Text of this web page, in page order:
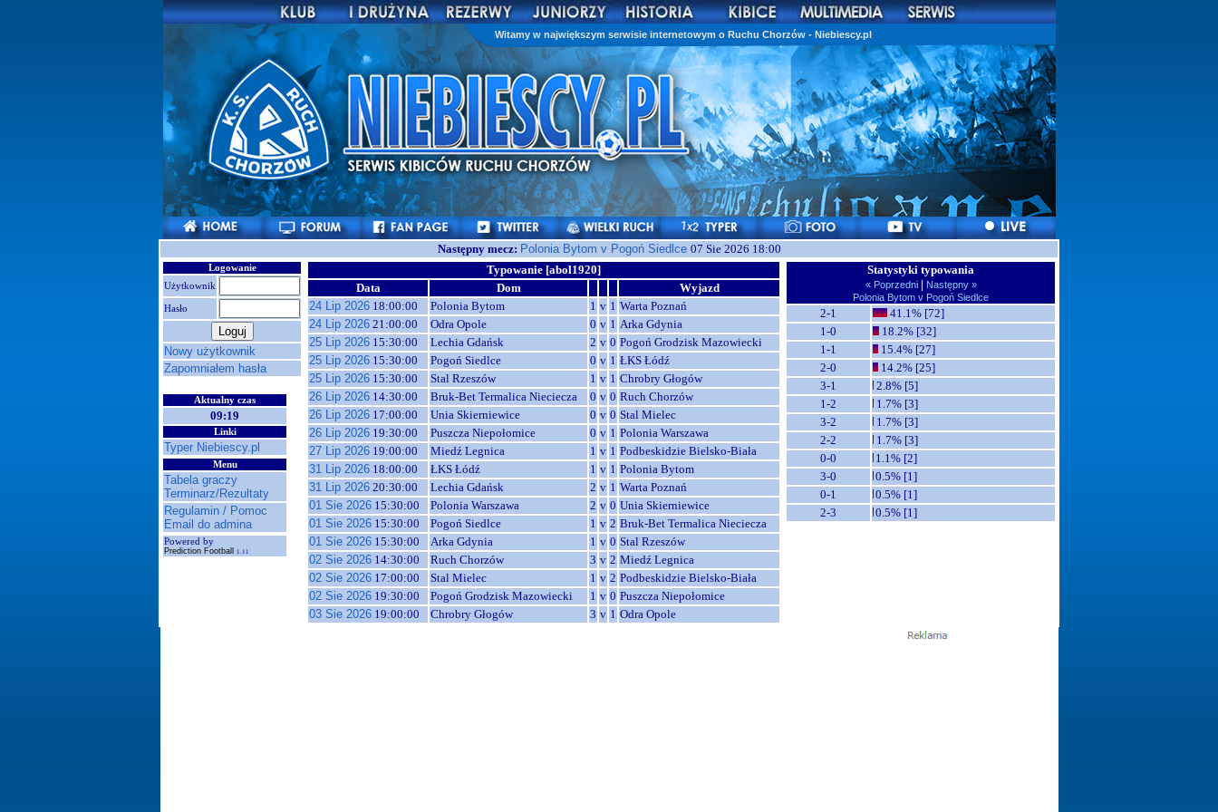
Witamy w największym serwisie internetowym o Ruchu Chorzów - Niebiescy.pl
Następny mecz: Polonia Bytom v Pogoń Siedlce 07 Sie 2026 18:00
Logowanie
Użytkownik
Hasło
Nowy użytkownik
Zapomniałem hasła
Aktualny czas
09:19
Linki
Typer Niebiescy.pl
Menu
Tabela graczy
Terminarz/Rezultaty
Regulamin / Pomoc
Email do admina
Powered by
Prediction Football 1.11
Typowanie [abol1920]
Data
Dom
Wyjazd
24 Lip 2026 18:00:00 Polonia Bytom 1 v 1 Warta Poznań
24 Lip 2026 21:00:00 Odra Opole 0 v 1 Arka Gdynia
25 Lip 2026 15:30:00 Lechia Gdańsk 2 v 0 Pogoń Grodzisk Mazowiecki
25 Lip 2026 15:30:00 Pogoń Siedlce 0 v 1 ŁKS Łódź
25 Lip 2026 15:30:00 Stal Rzeszów 1 v 1 Chrobry Głogów
26 Lip 2026 14:30:00 Bruk-Bet Termalica Nieciecza 0 v 0 Ruch Chorzów
26 Lip 2026 17:00:00 Unia Skierniewice 0 v 0 Stal Mielec
26 Lip 2026 19:30:00 Puszcza Niepołomice 0 v 1 Polonia Warszawa
27 Lip 2026 19:00:00 Miedź Legnica 1 v 1 Podbeskidzie Bielsko-Biała
31 Lip 2026 18:00:00 ŁKS Łódź 1 v 1 Polonia Bytom
31 Lip 2026 20:30:00 Lechia Gdańsk 2 v 1 Warta Poznań
01 Sie 2026 15:30:00 Polonia Warszawa 2 v 0 Unia Skierniewice
01 Sie 2026 15:30:00 Pogoń Siedlce 1 v 2 Bruk-Bet Termalica Nieciecza
01 Sie 2026 15:30:00 Arka Gdynia 1 v 0 Stal Rzeszów
02 Sie 2026 14:30:00 Ruch Chorzów 3 v 2 Miedź Legnica
02 Sie 2026 17:00:00 Stal Mielec 1 v 2 Podbeskidzie Bielsko-Biała
02 Sie 2026 19:30:00 Pogoń Grodzisk Mazowiecki 1 v 0 Puszcza Niepołomice
03 Sie 2026 19:00:00 Chrobry Głogów 3 v 1 Odra Opole
Statystyki typowania
« Poprzedni | Następny »
Polonia Bytom v Pogoń Siedlce
2-1
41.1% [72]
1-0
18.2% [32]
1-1
15.4% [27]
2-0
14.2% [25]
3-1
2.8% [5]
1-2
1.7% [3]
3-2
1.7% [3]
2-2
1.7% [3]
0-0
1.1% [2]
3-0
0.5% [1]
0-1
0.5% [1]
2-3
0.5% [1]